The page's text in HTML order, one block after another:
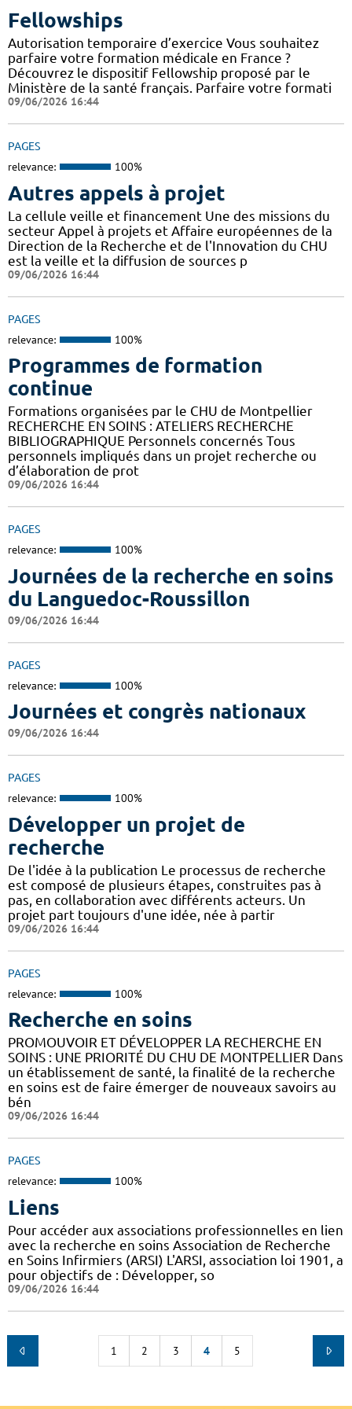
Fellowships
Autorisation temporaire d’exercice Vous souhaitez
parfaire votre formation médicale en France ?
Découvrez le dispositif Fellowship proposé par le
Ministère de la santé français. Parfaire votre formati
09/06/2026 16:44
PAGES
relevance: 100%
Autres appels à projet
La cellule veille et financement Une des missions du
secteur Appel à projets et Affaire européennes de la
Direction de la Recherche et de l'Innovation du CHU
est la veille et la diffusion de sources p
09/06/2026 16:44
PAGES
relevance: 100%
Programmes de formation
continue
Formations organisées par le CHU de Montpellier
RECHERCHE EN SOINS : ATELIERS RECHERCHE
BIBLIOGRAPHIQUE Personnels concernés Tous
personnels impliqués dans un projet recherche ou
d’élaboration de prot
09/06/2026 16:44
PAGES
relevance: 100%
Journées de la recherche en soins
du Languedoc-Roussillon
09/06/2026 16:44
PAGES
relevance: 100%
Journées et congrès nationaux
09/06/2026 16:44
PAGES
relevance: 100%
Développer un projet de
recherche
De l'idée à la publication Le processus de recherche
est composé de plusieurs étapes, construites pas à
pas, en collaboration avec différents acteurs. Un
projet part toujours d'une idée, née à partir
09/06/2026 16:44
PAGES
relevance: 100%
Recherche en soins
PROMOUVOIR ET DÉVELOPPER LA RECHERCHE EN
SOINS : UNE PRIORITÉ DU CHU DE MONTPELLIER Dans
un établissement de santé, la finalité de la recherche
en soins est de faire émerger de nouveaux savoirs au
bén
09/06/2026 16:44
PAGES
relevance: 100%
Liens
Pour accéder aux associations professionnelles en lien
avec la recherche en soins Association de Recherche
en Soins Infirmiers (ARSI) L'ARSI, association loi 1901, a
pour objectifs de : Développer, so
09/06/2026 16:44
1 2 3 4 5